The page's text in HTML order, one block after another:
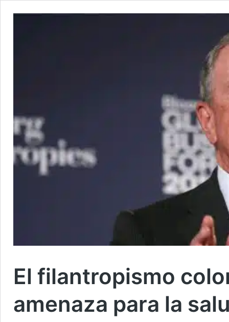
El filantropismo
amenaza para la